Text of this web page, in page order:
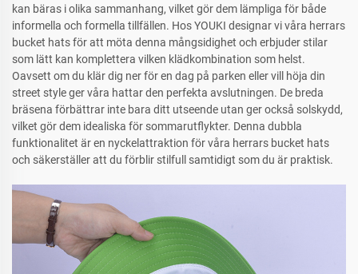
kan bäras i olika sammanhang, vilket gör dem lämpliga för både
informella och formella tillfällen. Hos YOUKI designar vi våra herrars
bucket hats för att möta denna mångsidighet och erbjuder stilar
som lätt kan komplettera vilken klädkombination som helst.
Oavsett om du klär dig ner för en dag på parken eller vill höja din
street style ger våra hattar den perfekta avslutningen. De breda
bräsena förbättrar inte bara ditt utseende utan ger också solskydd,
vilket gör dem idealiska för sommarutflykter. Denna dubbla
funktionalitet är en nyckelattraktion för våra herrars bucket hats
och säkerställer att du förblir stilfull samtidigt som du är praktisk.